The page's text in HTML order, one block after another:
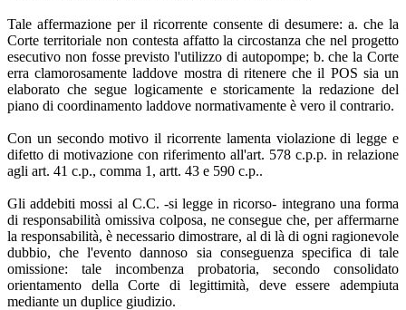
Tale affermazione per il ricorrente consente di desumere: a. che la
Corte territoriale non contesta affatto la circostanza che nel progetto
esecutivo non fosse previsto l'utilizzo di autopompe; b. che la Corte
erra clamorosamente laddove mostra di ritenere che il POS sia un
elaborato che segue logicamente e storicamente la redazione del
piano di coordinamento laddove normativamente è vero il contrario.
Con un secondo motivo il ricorrente lamenta violazione di legge e
difetto di motivazione con riferimento all'art. 578 c.p.p. in relazione
agli art. 41 c.p., comma 1, artt. 43 e 590 c.p..
Gli addebiti mossi al C.C. -si legge in ricorso- integrano una forma
di responsabilità omissiva colposa, ne consegue che, per affermarne
la responsabilità, è necessario dimostrare, al di là di ogni ragionevole
dubbio, che l'evento dannoso sia conseguenza specifica di tale
omissione: tale incombenza probatoria, secondo consolidato
orientamento della Corte di legittimità, deve essere adempiuta
mediante un duplice giudizio.